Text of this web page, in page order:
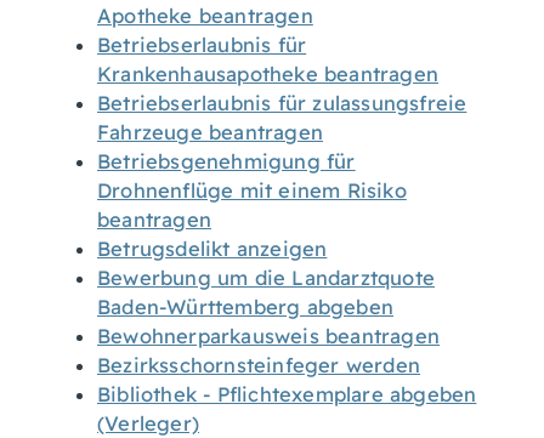
Apotheke beantragen
Betriebserlaubnis für
Krankenhausapotheke beantragen
Betriebserlaubnis für zulassungsfreie
Fahrzeuge beantragen
Betriebsgenehmigung für
Drohnenflüge mit einem Risiko
beantragen
Betrugsdelikt anzeigen
Bewerbung um die Landarztquote
Baden-Württemberg abgeben
Bewohnerparkausweis beantragen
Bezirksschornsteinfeger werden
Bibliothek - Pflichtexemplare abgeben
(Verleger)